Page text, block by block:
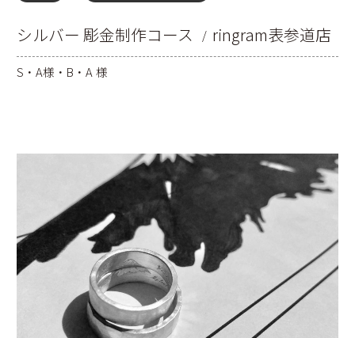
シルバー 彫金制作コース ringram表参道店
S・A様・B・A